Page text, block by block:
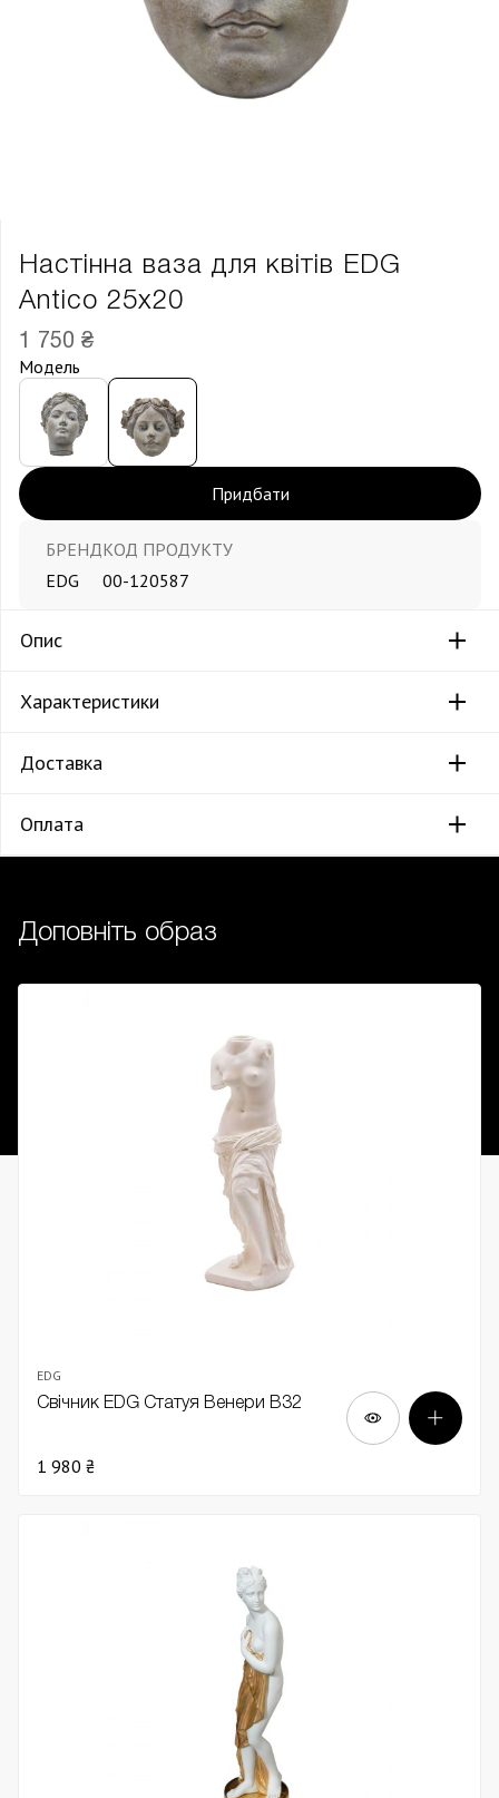
Настінна ваза для квітів EDG
Antico 25х20
1 750 ₴
Модель
Придбати
БРЕНД
EDG
КОД ПРОДУКТУ
00-120587
Опис
Характеристики
Доставка
Оплата
Доповніть образ
EDG
Свічник EDG Статуя Венери В32
1 980 ₴